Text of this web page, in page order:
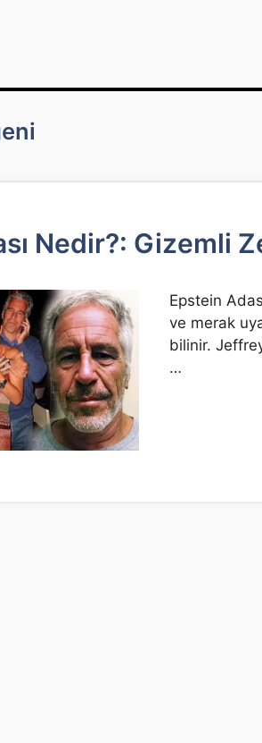
Nedir?: Gizemli
Epstein
ve merak
bilinir.
…